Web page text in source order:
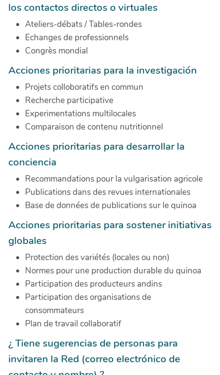
los contactos directos o virtuales
Ateliers-débats / Tables-rondes
Echanges de professionnels
Congrès mondial
Acciones prioritarias para la investigación
Projets colloboratifs en commun
Recherche participative
Experimentations multilocales
Comparaison de contenu nutritionnel
Acciones prioritarias para desarrollar la
conciencia
Recommandations pour la vulgarisation agricole
Publications dans des revues internationales
Base de données de publications sur le quinoa
Acciones prioritarias para sostener initiativas
globales
Protection des variétés (locales ou non)
Normes pour une production durable du quinoa
Participation des producteurs andins
Participation des organisations de
consommateurs
Plan de travail collaboratif
¿ Tiene sugerencias de personas para
invitaren la Red (correo electrónico de